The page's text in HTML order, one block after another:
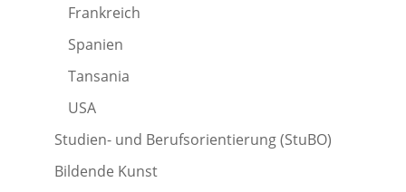
Frankreich
Spanien
Tansania
USA
Studien- und Berufsorientierung (StuBO)
Bildende Kunst